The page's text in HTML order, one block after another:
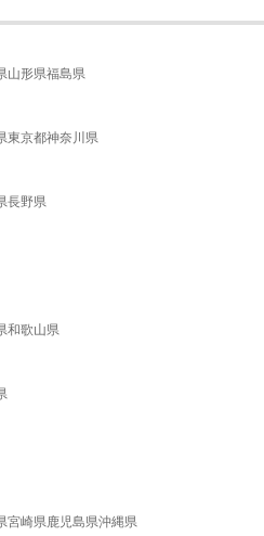
山形県福島県
東京都神奈川県
長野県
和歌山県
宮崎県鹿児島県沖縄県